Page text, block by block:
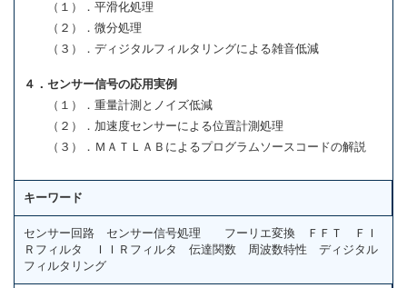
（１）．平滑化処理
（２）．微分処理
（３）．ディジタルフィルタリングによる雑音低減
４．センサー信号の応用実例
（１）．重量計測とノイズ低減
（２）．加速度センサーによる位置計測処理
（３）．ＭＡＴＬＡＢによるプログラムソースコードの解説
キーワード
センサー回路 センサー信号処理 フーリエ変換 ＦＦＴ ＦＩ
Ｒフィルタ ＩＩＲフィルタ 伝達関数 周波数特性 ディジタル
フィルタリング